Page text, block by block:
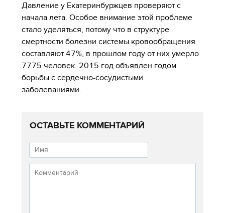
Давление у Екатеринбуржцев проверяют с
начала лета. Особое внимание этой проблеме
стало уделяться, потому что в структуре
смертности болезни системы кровообращения
составляют 47%, в прошлом году от них умерло
7775 человек. 2015 год объявлен годом
борьбы с сердечно-сосудистыми
заболеваниями.
ОСТАВЬТЕ КОММЕНТАРИЙ